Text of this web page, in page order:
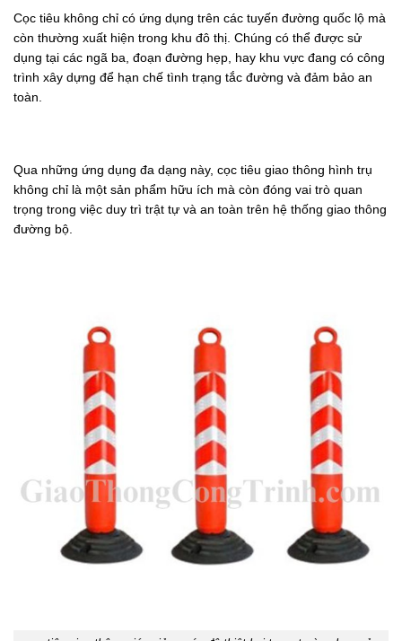
Cọc tiêu không chỉ có ứng dụng trên các tuyến đường quốc lộ mà
còn thường xuất hiện trong khu đô thị. Chúng có thể được sử
dụng tại các ngã ba, đoạn đường hẹp, hay khu vực đang có công
trình xây dựng để hạn chế tình trạng tắc đường và đảm bảo an
toàn.
Qua những ứng dụng đa dạng này, cọc tiêu giao thông hình trụ
không chỉ là một sản phẩm hữu ích mà còn đóng vai trò quan
trọng trong việc duy trì trật tự và an toàn trên hệ thống giao thông
đường bộ.